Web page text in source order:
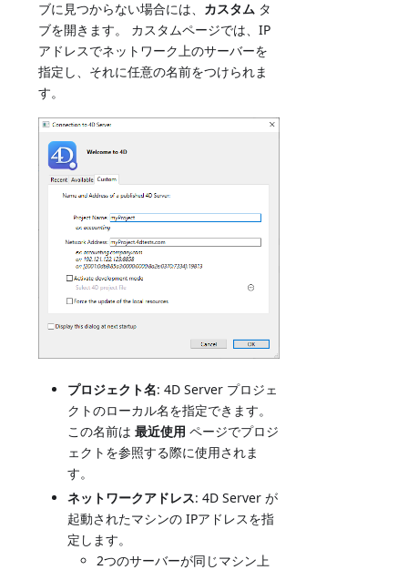
ブに見つからない場合には、 カスタム タ
ブを開きます。 カスタムページでは、IP
アドレスでネットワーク上のサーバーを
指定し、それに任意の名前をつけられま
す。
プロジェクト名: 4D Server プロジェ
クトのローカル名を指定できます。
この名前は最近使用 ページでプロジ
ェクトを参照する際に使用されま
す。
ネットワークアドレス: 4D Server が
起動されたマシンの IPアドレスを指
定します。
2つのサーバーが同じマシン上